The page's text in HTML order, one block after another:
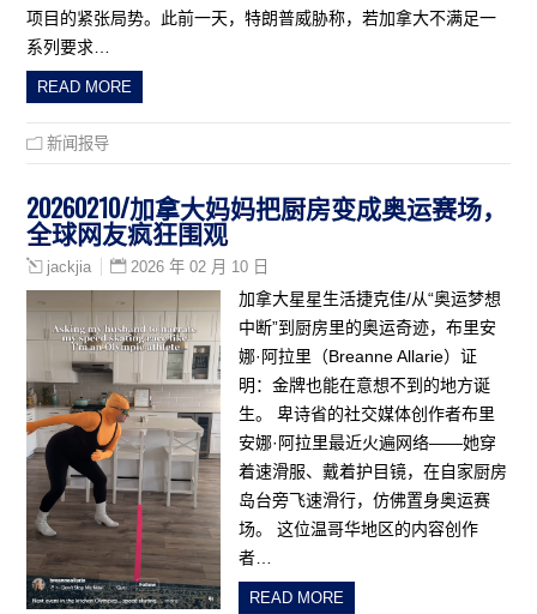
项目的紧张局势。此前一天，特朗普威胁称，若加拿大不满足一
系列要求…
READ MORE
新闻报导
20260210/加拿大妈妈把厨房变成奥运赛场，
全球网友疯狂围观
jackjia 2026 年 02 月 10 日
加拿大星星生活捷克佳/从“奥运梦想
中断”到厨房里的奥运奇迹，布里安
娜·阿拉里（Breanne Allarie）证
明：金牌也能在意想不到的地方诞
生。 卑诗省的社交媒体创作者布里
安娜·阿拉里最近火遍网络——她穿
着速滑服、戴着护目镜，在自家厨房
岛台旁飞速滑行，仿佛置身奥运赛
场。 这位温哥华地区的内容创作
者…
READ MORE